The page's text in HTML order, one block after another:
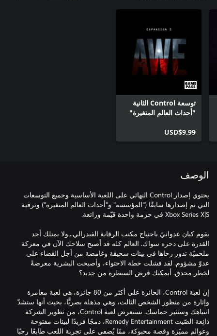
توسعة Control الثانية
"أحداث العالم المتغيرة"
USD$9.99
الوصف
يحتوي إصدار Control النهائي على اللعبة الأساسية وجميع التوسعات
التي تم إصدارها سابقًا ("المؤسسة" و"أحداث العالم المتغيرة") وترقية
يقوم كيان عدوانيّ باجتياح مكتب الرقابة الفيدرالي...ولا يمتلك أحد
القدرة على دحره سواك. العالم كله قد أصبح سلاحك الآن في معركة
ملحميّة تدور رحاها في بيئات سحيقة وغامضة من أجل القضاء على
عدوّ مشؤوم. لقد فشلت خطة الاحتواء، وأصبحت البشرية معرضةً
إن لعبة Control، الحائزة على أكثر من 80 جائزة، هي لعبة مغامرة
وإثارة من منظور الشخص الثالث، وهي مذهلة بصريًّا، بحيث أنها ستشدّ
انتباهك وستثير حماسك. تستعرض لعبة Control، من تطوير الشركة
ذائِعة الصّيت Remedy Entertainment، دمجًا فريدًا لبيئات مفتوحة
وعوالم مميّزة وقصة محبوكة، ممّا يُضفي على تجربة اللعب طابعًا رحبًا